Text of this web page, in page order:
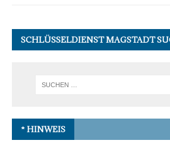
SCHLÜSSELDIENST MAGSTADT
* HINWEIS